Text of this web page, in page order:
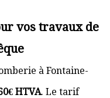
vos travaux de
à Fontaine-
HTVA. Le tarif